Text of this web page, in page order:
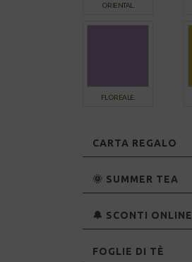
ORIENTAL.
FLOREALE.
CARTA REGALO
🌞 SUMMER TEA
🔔 SCONTI ONLINE
FOGLIE DI TÈ